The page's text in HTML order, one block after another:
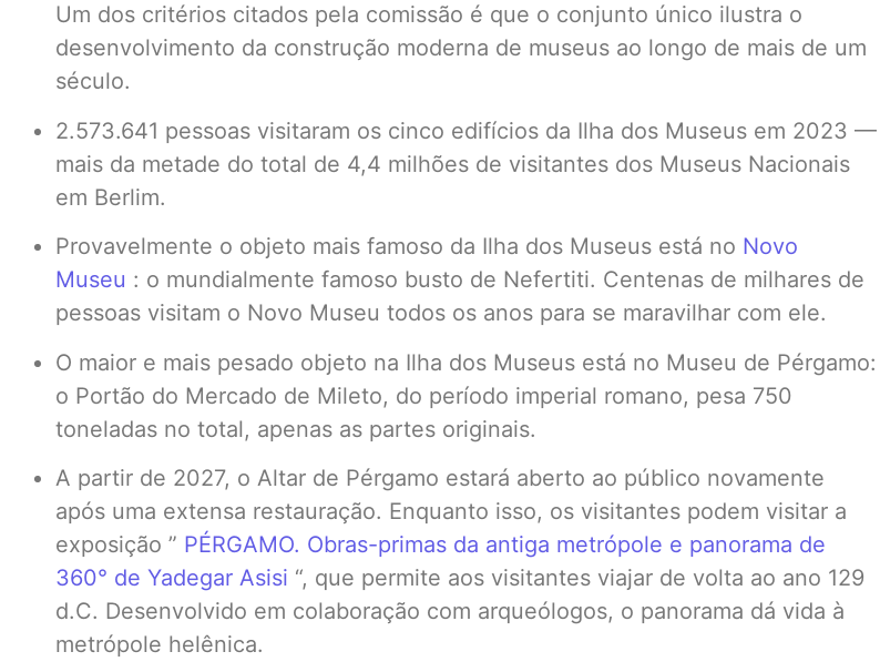
Um dos critérios citados pela comissão é que o conjunto único ilustra o
desenvolvimento da construção moderna de museus ao longo de mais de um
século.
2.573.641 pessoas visitaram os cinco edifícios da Ilha dos Museus em 2023 —
mais da metade do total de 4,4 milhões de visitantes dos Museus Nacionais
em Berlim.
Provavelmente o objeto mais famoso da Ilha dos Museus está no Novo
Museu : o mundialmente famoso busto de Nefertiti. Centenas de milhares de
pessoas visitam o Novo Museu todos os anos para se maravilhar com ele.
O maior e mais pesado objeto na Ilha dos Museus está no Museu de Pérgamo:
o Portão do Mercado de Mileto, do período imperial romano, pesa 750
toneladas no total, apenas as partes originais.
A partir de 2027, o Altar de Pérgamo estará aberto ao público novamente
após uma extensa restauração. Enquanto isso, os visitantes podem visitar a
exposição ” PÉRGAMO. Obras-primas da antiga metrópole e panorama de
360° de Yadegar Asisi “, que permite aos visitantes viajar de volta ao ano 129
d.C. Desenvolvido em colaboração com arqueólogos, o panorama dá vida à
metrópole helênica.